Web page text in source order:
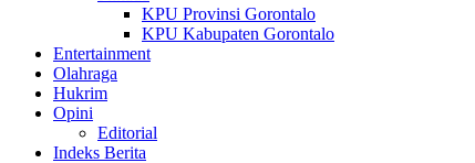
KPU Provinsi Gorontalo
KPU Kabupaten Gorontalo
Entertainment
Olahraga
Hukrim
Opini
Editorial
Indeks Berita